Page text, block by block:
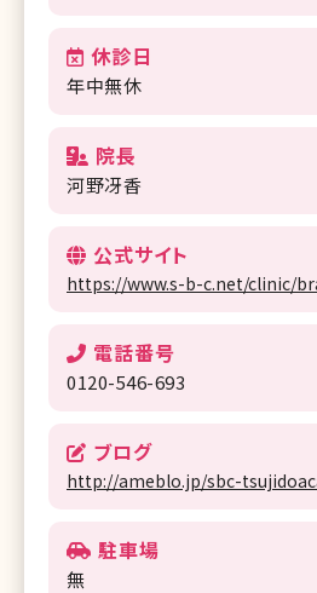
休診日
年中無休
院長
河野冴香
公式サイト
https://www.s-b-c.net/clinic/
電話番号
0120-546-693
ブログ
http://ameblo.jp/sbc-
駐車場
無